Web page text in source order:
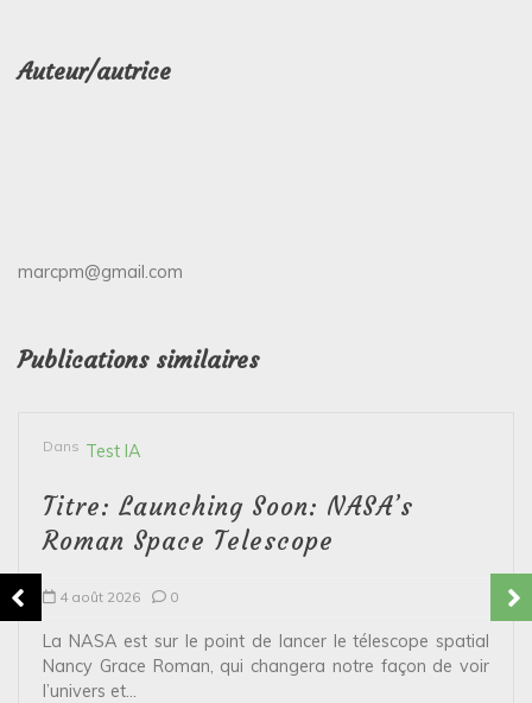
Auteur/autrice
marcpm@gmail.com
Publications similaires
Dans Test IA
Titre: Launching Soon: NASA’s
Roman Space Telescope
4 août 2026 0
La NASA est sur le point de lancer le télescope spatial
Nancy Grace Roman, qui changera notre façon de voir
l’univers et...